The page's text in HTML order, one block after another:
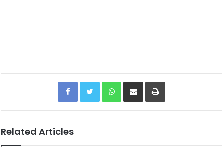
Facebook Twitter WhatsApp
Related Articles